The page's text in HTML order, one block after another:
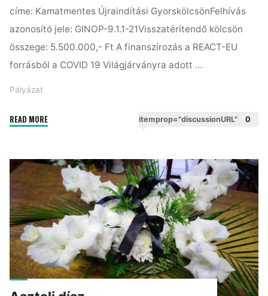
címe: Kamatmentes Újraindítási GyorskölcsönFelhívás
azonosító jele: GINOP-9.1.1-21Visszatérítendő kölcsön
összege: 5.500.000,- Ft A finanszírozás a REACT-EU
forrásból a COVID 19 Világjárványra adott …
Pályázat
READ MORE"Pályázat" itemprop="discussionURL" 0